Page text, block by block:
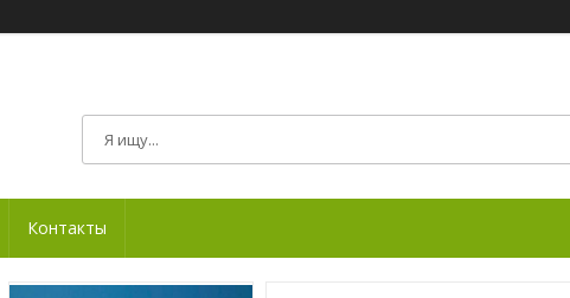
Контакты